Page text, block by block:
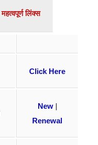
महत्वपूर्ण लिंक्स
Click Here
New|
Renewal